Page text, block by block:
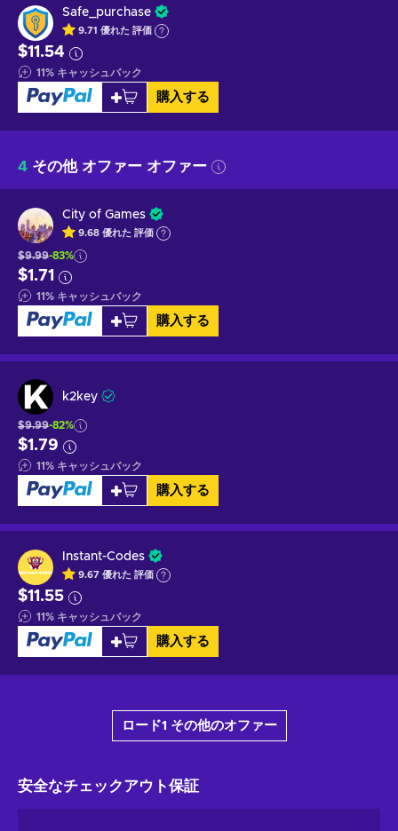
Safe_purchase
9.71 優れた 評価
$11.54
11% キャッシュバック
購入する
4 その他 オファー オファー
City of Games
9.68 優れた 評価
$9.99-83%
$1.71
11% キャッシュバック
購入する
k2key
$9.99-82%
$1.79
11% キャッシュバック
購入する
Instant-Codes
9.67 優れた 評価
$11.55
11% キャッシュバック
購入する
ロード1 その他のオファー
安全なチェックアウト保証